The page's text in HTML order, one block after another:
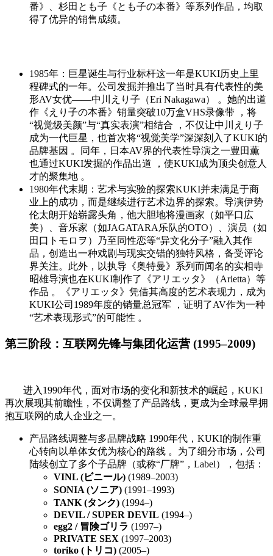
番》、杉田とも子《とも子の本番》等系列作品，均取
得了优异的销售成绩。
1985年：巨星诞生与行业标杆这一年是KUKI历史上里
程碑式的一年。公司发掘并推出了当时具有代表性的美
形AV女优——中川えり子（Eri Nakagawa） 。她的出道
作《えり子の本番》销量突破10万盒VHS录像带 ，将
“视觉级美颜”与“真实表演”相结合 ，不仅让中川えり子
成为一代巨星，也首次将“视觉美学”深深刻入了KUKI的
品牌基因 。同年，日本AV界的代表性导演之一豊田薫
也通过KUKI发掘的作品出道 ，使KUKI成为顶尖创意人
才的聚集地 。
1980年代末期：艺术与实验的探索KUKI并未满足于商
业上的成功，而是继续进行艺术边界的探索。导演伊势
伦太朗开始崭露头角，他大胆地将漫画家（如平口広
美）、音乐家（如JAGATARA乐队的OTO）、演员（如
田口トモロヲ）乃至同性恋等“异文化分子”融入其作
品，创造出一种戏剧与现实交错的独特风格，备受评论
界关注。此外，以执导《奥特曼》系列而闻名的实相寺
昭雄导演也在KUKI制作了《アリエッタ》（Arietta）等
作品 。《アリエッタ》凭借其高度的艺术表现力，成为
KUKI公司1989年度的销量总冠军 ，证明了AV作为一种
“艺术表现形式”的可能性 。
第三阶段：互联网先锋与集团化运营 (1995–2009)
进入1990年代，面对市场的变化和新技术的崛起，KUKI
再次展现其前瞻性，不仅调整了产品路线，更成为全球最早拥
抱互联网的成人企业之一。
产品路线调整与多品牌战略 1990年代，KUKI的制作重
心转向以单体女优为核心的路线 。为了细分市场，公司
陆续创立了多个子品牌（或称“厂牌”，Label），包括：
VINL (ビニール) (1989–2003)
SONIA (ソニア) (1991–1993)
TANK (タンク) (1994–)
DEVIL / SUPER DEVIL (1994–)
egg2 / 冒険ゴリラ (1997–)
PRIVATE SEX (1997–2003)
toriko (トリコ) (2005–)